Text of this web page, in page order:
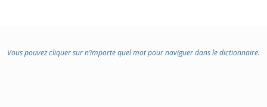
Vous pouvez cliquer sur n’importe quel mot pour naviguer dans le dictionnaire.